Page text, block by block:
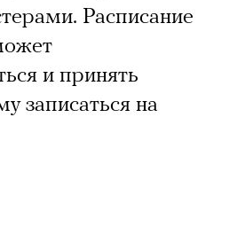
Расписание
и принять
записаться на